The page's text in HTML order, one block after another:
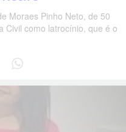
Moraes Pinho Neto, de 50
Civil como latrocínio, que é o